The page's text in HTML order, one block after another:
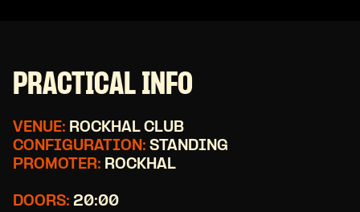
PRACTICAL INFO
VENUE: ROCKHAL CLUB
CONFIGURATION: STANDING
PROMOTER: ROCKHAL
DOORS: 20:00